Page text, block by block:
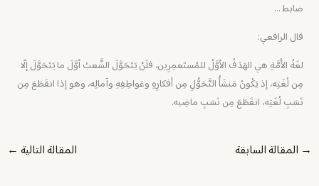
ضابط …
قال الرافعي:
لغَةُ الأُمَّةِ هي الهَدَفُ الأَوَّلُ للمُستَعمِرِين، فلَنْ يَتَحَوَّلَ الشَّعبُ أوَّلَ ما يَتَحَوَّلَ إلّا
مِن لُغَتِه، إذ يَكُونُ مَنشَأُ التَّحَوُّلِ مِن أفكارِهِ وعَواطِفِهِ وآمالِه، وهو إذا انقَطَعَ مِن
نَسَبِ لُغَتِه، انقَطَعَ مِن نَسَبِ ماضِيه.
→ المقالة السابقة المقالة التالية ←